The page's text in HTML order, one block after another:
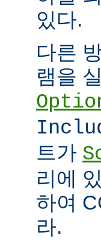
있다.
다른
램을
트가
리에
하여
라.